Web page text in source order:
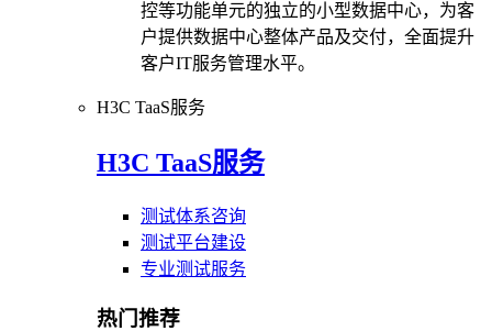
控等功能单元的独立的小型数据中心，为客
户提供数据中心整体产品及交付，全面提升
客户IT服务管理水平。
H3C TaaS服务
H3C TaaS服务
测试体系咨询
测试平台建设
专业测试服务
热门推荐